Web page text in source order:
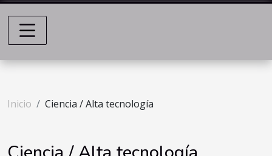
Inicio Ciencia / Alta tecnología